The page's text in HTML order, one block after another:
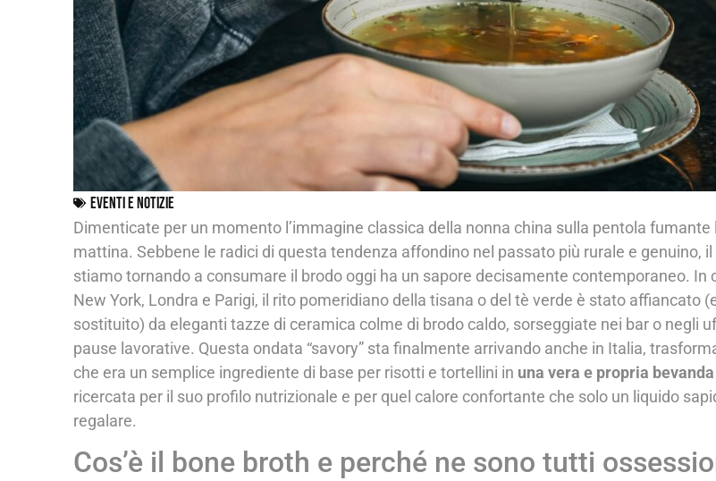
Eventi e Notizie
Dimenticate per un momento l’immagine classica della nonna china sulla pentola fumante
mattina. Sebbene le radici di questa tendenza affondino nel passato più rurale e genuino,
stiamo tornando a consumare il brodo oggi ha un sapore decisamente contemporaneo. In
New York, Londra e Parigi, il rito pomeridiano della tisana o del tè verde è stato affiancato
sostituito) da eleganti tazze di ceramica colme di brodo caldo, sorseggiate nei bar o negli
pause lavorative. Questa ondata “savory” sta finalmente arrivando anche in Italia,
che era un semplice ingrediente di base per risotti e tortellini in una vera e propria
ricercata per il suo profilo nutrizionale e per quel calore confortante che solo un liquido
regalare.
Cos’è il bone broth e perché ne sono tutti